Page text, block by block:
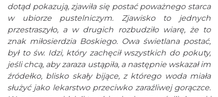
dotąd pokazują, zjawiła się postać poważnego starca
w ubiorze pustelniczym. Zjawisko to jednych
przestraszyło, a w drugich rozbudziło wiarę, że to
znak miłosierdzia Boskiego. Owa świetlana postać,
był to św. Idzi, który zachęcił wszystkich do pokuty,
jeśli chcą, aby zaraza ustąpiła, a następnie wskazał im
źródełko, blisko skały bijące, z którego woda miała
służyć jako lekarstwo przeciwko zaraźliwej gorączce.